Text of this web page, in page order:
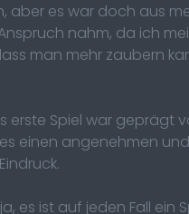
es war doch aus
nahm, da ich
man mehr zaubern
Spiel war geprägt
angenehmen und
es ist auf jeden Fall